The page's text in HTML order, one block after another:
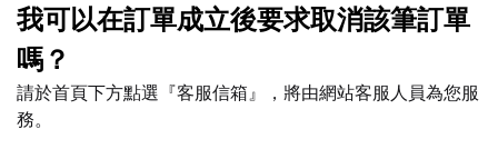
我可以在訂單成立後要求取消該筆訂單
嗎？
請於首頁下方點選『客服信箱』，將由網站客服人員為您服
務。